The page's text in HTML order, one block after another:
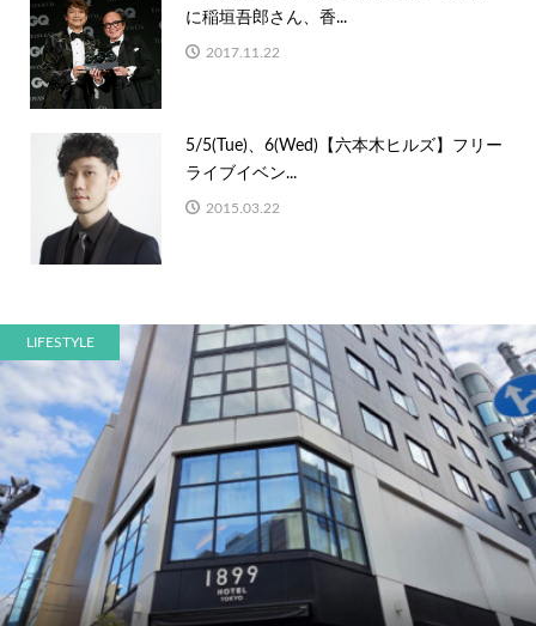
に稲垣吾郎さん、香...
2017.11.22
5/5(Tue)、6(Wed)【六本木ヒルズ】フリー
ライブイベン...
2015.03.22
LIFESTYLE